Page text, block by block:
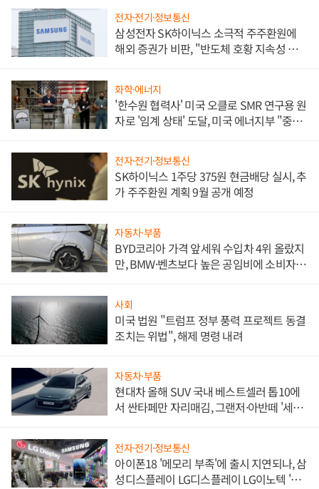
전자·전기·정보통신
삼성전자 SK하이닉스 소극적 주주환원에
해외 증권가 비판, "반도체 호황 지속성 의
화학·에너지
'한수원 협력사' 미국 오클로 SMR 연구용 원
자로 '임계 상태' 도달, 미국 에너지부 "중요
전자·전기·정보통신
SK하이닉스 1주당 375원 현금배당 실시, 추
가 주주환원 계획 9월 공개 예정
자동차·부품
BYD코리아 가격 앞세워 수입차 4위 올랐지
만, BMW·벤츠보다 높은 공임비에 소비자
사회
미국 법원 "트럼프 정부 풍력 프로젝트 동결
조치는 위법", 해제 명령 내려
자동차·부품
현대차 올해 SUV 국내 베스트셀러 톱10에
서 싼타페만 자리매김, 그랜저·아반떼 '세단
전자·전기·정보통신
아이폰18 '메모리 부족'에 출시 지연되나, 삼
성디스플레이 LG디스플레이 LG이노텍 '탈